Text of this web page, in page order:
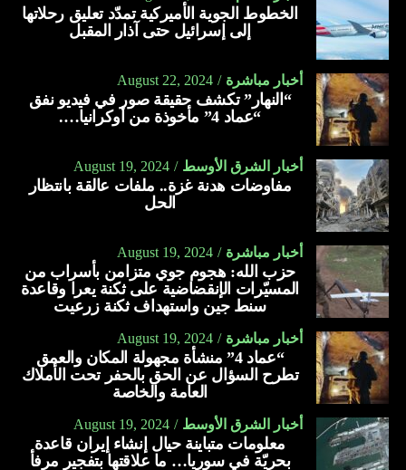
الخطوط الجوية الأميركية تمدّد تعليق رحلاتها
إلى إسرائيل حتى آذار المقبل
أخبار مباشرة August 22, 2024
“النهار” تكشف حقيقة صور في فيديو نفق
“عماد 4” مأخوذة من أوكرانيا….
أخبار الشرق الأوسط August 19, 2024
مفاوضات هدنة غزة.. ملفات عالقة بانتظار
الحل
أخبار مباشرة August 19, 2024
حزب الله: هجوم جوي متزامن بأسراب من
المسيّرات الإنقضاضية على ثكنة يعرا وقاعدة
سنط جين واستهداف ثكنة زرعيت
أخبار مباشرة August 19, 2024
“عماد 4” منشأة مجهولة المكان والعمق
تطرح السؤال عن الحق بالحفر تحت الأملاك
العامة والخاصة
أخبار الشرق الأوسط August 19, 2024
معلومات متباينة حيال إنشاء إيران قاعدة
بحريّة في سوريا… ما علاقتها بتفجير مرفأ